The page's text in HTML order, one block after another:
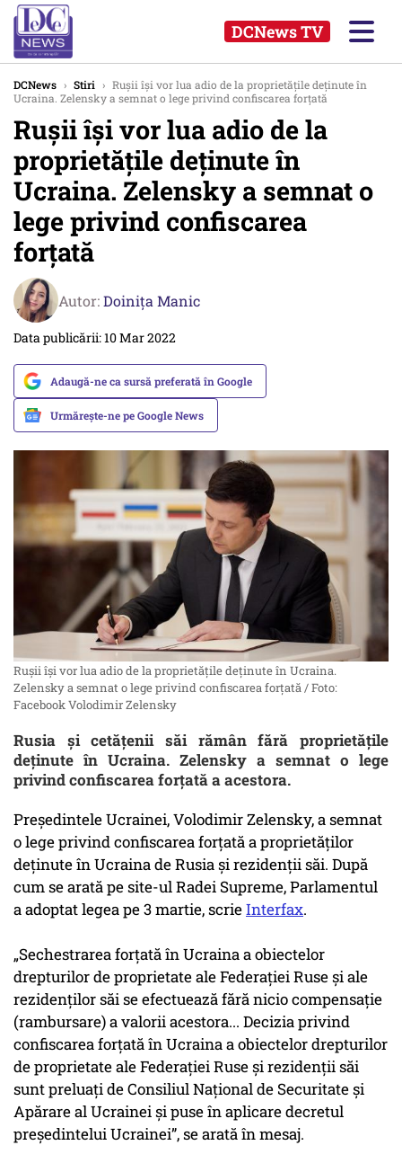
DCNews TV
DCNews › Stiri › Rușii își vor lua adio de la proprietățile deținute în
Ucraina. Zelensky a semnat o lege privind confiscarea forțată
Rușii își vor lua adio de la
proprietățile deținute în
Ucraina. Zelensky a semnat o
lege privind confiscarea
forțată
Autor:Doinița Manic
Data publicării: 10 Mar 2022
Adaugă-ne ca sursă preferată în Google
Urmărește-ne pe Google News
Rușii își vor lua adio de la proprietățile deținute în Ucraina.
Zelensky a semnat o lege privind confiscarea forțată / Foto:
Facebook Volodimir Zelensky
Rusia și cetățenii săi rămân fără proprietățile
deținute în Ucraina. Zelensky a semnat o lege
privind confiscarea forțată a acestora.
Președintele Ucrainei, Volodimir Zelensky, a semnat
o lege privind confiscarea forțată a proprietăților
deținute în Ucraina de Rusia și rezidenții săi. După
cum se arată pe site-ul Radei Supreme, Parlamentul
a adoptat legea pe 3 martie, scrieInterfax.
„Sechestrarea forțată în Ucraina a obiectelor
drepturilor de proprietate ale Federației Ruse și ale
rezidenților săi se efectuează fără nicio compensație
(rambursare) a valorii acestora... Decizia privind
confiscarea forțată în Ucraina a obiectelor drepturilor
de proprietate ale Federației Ruse și rezidenții săi
sunt preluați de Consiliul Național de Securitate și
Apărare al Ucrainei și puse în aplicare decretul
președintelui Ucrainei”, se arată în mesaj.